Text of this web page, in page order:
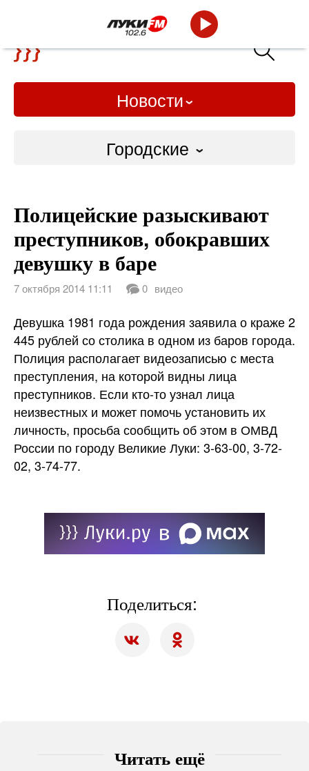
Новости
Городские
Слово Дело
Народные
ВТРК
Полицейские разыскивают
преступников, обокравших
девушку в баре
7 октября 2014 11:11 0 видео
Девушка 1981 года рождения заявила о краже 2
445 рублей со столика в одном из баров города.
Полиция располагает видеозаписью с места
преступления, на которой видны лица
преступников. Если кто-то узнал лица
неизвестных и может помочь установить их
личность, просьба сообщить об этом в ОМВД
России по городу Великие Луки: 3-63-00, 3-72-
02, 3-74-77.
Поделиться:
Читать ещё